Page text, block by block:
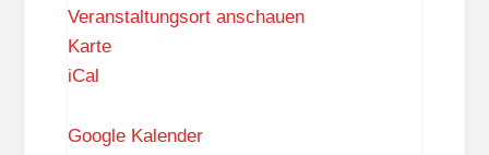
Veranstaltungsort anschauen
KarteF
u
iCal
Google Kalender